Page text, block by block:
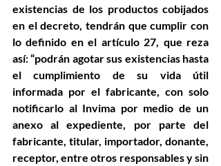
existencias de los productos cobijados
en el decreto, tendrán que cumplir con
lo definido en el artículo 27, que reza
así: “podrán agotar sus existencias hasta
el cumplimiento de su vida útil
informada por el fabricante, con solo
notificarlo al Invima por medio de un
anexo al expediente, por parte del
fabricante, titular, importador, donante,
receptor, entre otros responsables y sin